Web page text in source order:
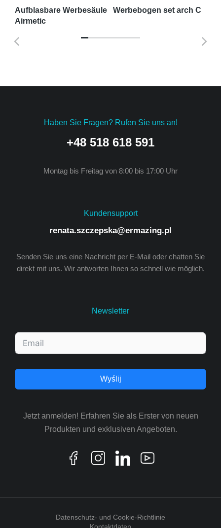
Aufblasbare Werbesäule
Airmetic
Werbebogen set arch C
Haben Sie Fragen? Rufen Sie uns an!
+48 518 618 591
Montag bis Freitag von 8:00 bis 17:00 Uhr
Kundensupport
renata.szczepska@ermazing.pl
Senden Sie uns eine Nachricht per E-Mail oder chatten Sie
direkt mit uns. Wir antworten Ihnen so schnell wie möglich.
Newsletter
Wyślij
Jetzt anmelden! Erfahren Sie als Erster von neuen
Produkten und exklusiven Angeboten.
Datenschutz- und Cookie-Richtlinie
Kontaktdaten